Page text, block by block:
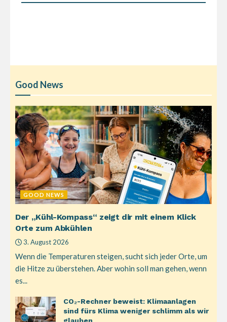
Good News
GOOD NEWS
Der „Kühl-Kompass“ zeigt dir mit einem Klick
Orte zum Abkühlen
3. August 2026
Wenn die Temperaturen steigen, sucht sich jeder Orte, um
die Hitze zu überstehen. Aber wohin soll man gehen, wenn
es...
CO₂-Rechner beweist: Klimaanlagen
sind fürs Klima weniger schlimm als wir
glauben